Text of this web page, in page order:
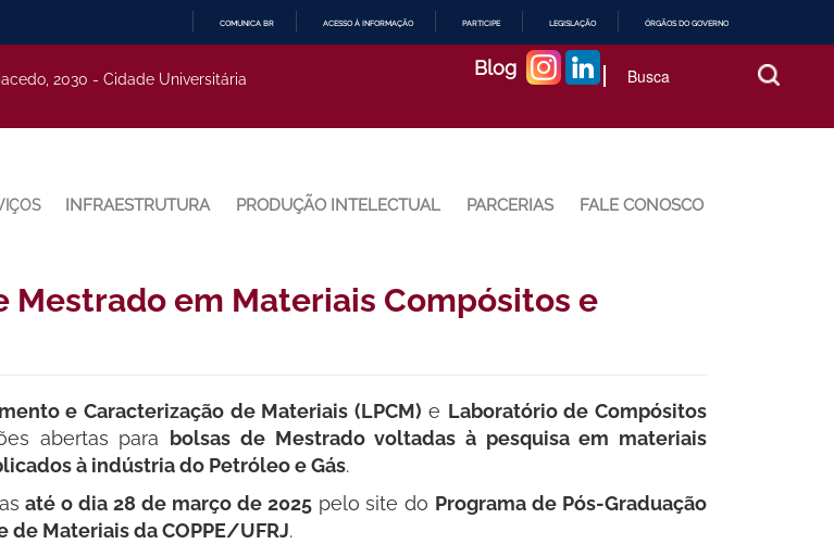
O
COMUNICA BR ACESSO À INFORMAÇÃO PARTICIPE LEGISLAÇÃO ÓRGÃOS DO GOVERNO
2030 - Cidade Universitária Blog
INFRAESTRUTURA PRODUÇÃO INTELECTUAL PARCERIAS FALE CONOSCO
Mestrado em Materiais Compósitos e
e Caracterização de Materiais (LPCM) e Laboratório de Compósitos
abertas para
bolsas de Mestrado voltadas à pesquisa em materiais
à indústria do Petróleo e Gás.
até o dia 28 de março de 2025pelo site do Programa de Pós-Graduação
Materiais da COPPE/UFRJ.